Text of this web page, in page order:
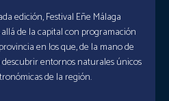
edición, Festival Eñe Málaga
de la capital con programación
en los que, de la mano de
entornos naturales únicos
de la región.